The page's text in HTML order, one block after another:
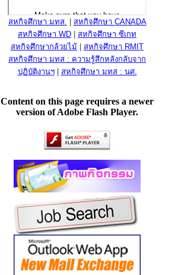
สหกิจศึกษา มทส.
สหกิจศึกษา CANADA
สหกิจศึกษา WD
สหกิจศึกษา ซีเกท
สหกิจศึกษากล้วยไม้
สหกิจศึกษา RMIT
สหกิจศึกษา มทส : ความรู้สึกหลังกลับจาก
ปฏิบัติงานฯ| สหกิจศึกษา มทส : นศ.
Content on this page requires a newer
version of Adobe Flash Player.